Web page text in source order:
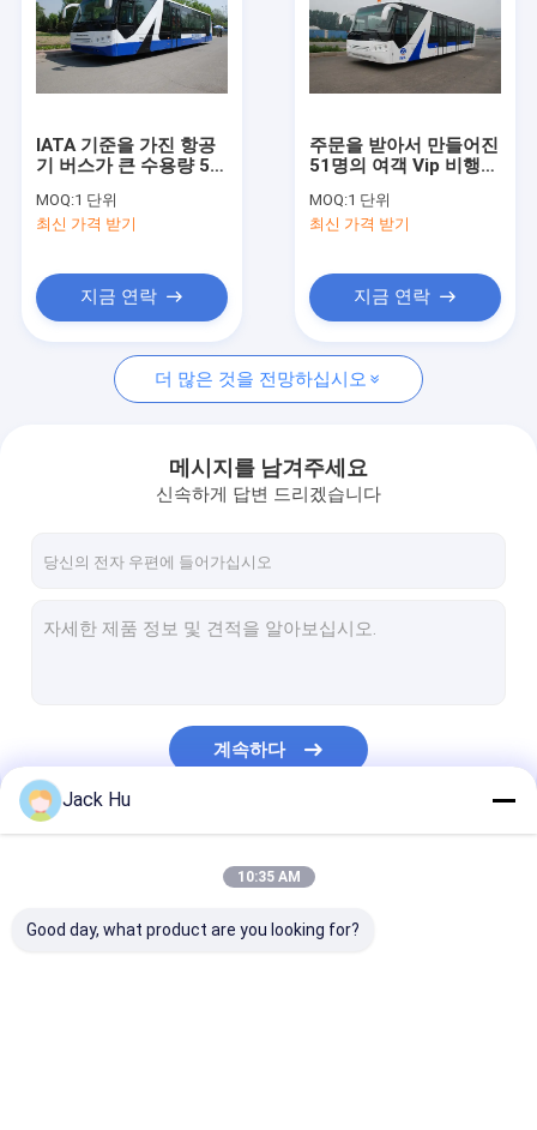
회사 소개
소식
조회를 요청하다
공항 앞치마 버스
자체 추진의 승객 계단
공항 암불이프트
화장실 서비스 트럭
비행기 갈아타기 버스
IATA 기준을 가진 항공
기 버스가 큰 수용량 51
하여 버스로 갑니다
MOQ:1 단위
최신 가격 받기
지금 연락
주문을 받아서 만들어진
51명의 여객 Vip 비행장
MOQ:1 단위
최신 가격 받기
지금 연락
더 많은 것을 전망하십시오
메시지를 남겨주세요
신속하게 답변 드리겠습니다
계속하다
Jack Hu
10:35 AM
Good day, what product are you looking for?